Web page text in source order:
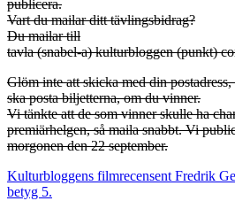
publicera.
Vart du mailar ditt tävlingsbidrag?
Du mailar till
tavla (snabel-a) kulturbloggen (punkt)
Glöm inte att skicka med din
ska posta biljetterna, om du vinner.
Vi tänkte att de som vinner skulle ha
premiärhelgen, så maila snabbt. Vi
morgonen den 22 september.
Kulturbloggens filmrecensent Fredrik
betyg 5.